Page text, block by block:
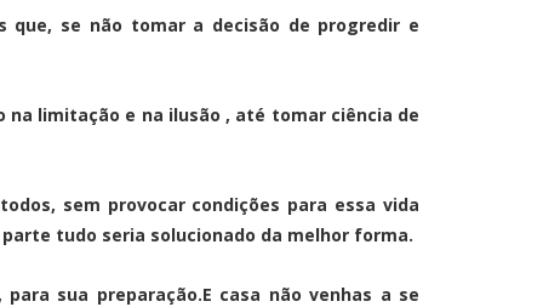
se não tomar a decisão de progredir e
limitação e na ilusão , até tomar ciência de
sem provocar condições para essa vida
tudo seria solucionado da melhor forma.
sua preparação.E casa não venhas a se